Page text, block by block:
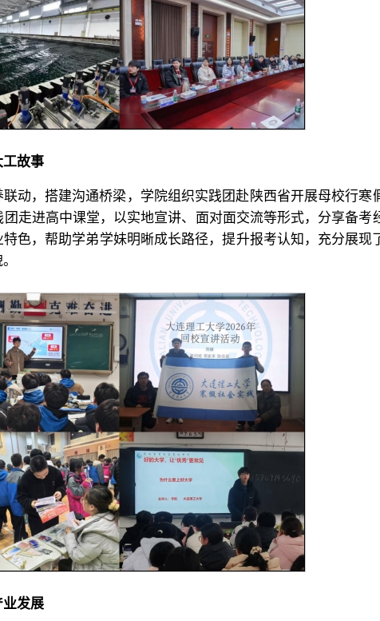
故事
动，搭建沟通桥梁，学院组织实践团赴陕西省开展母校行寒
走进高中课堂，以实地宣讲、面对面交流等形式，分享备考
色，帮助学弟学妹明晰成长路径，提升报考认知，充分展现
发展